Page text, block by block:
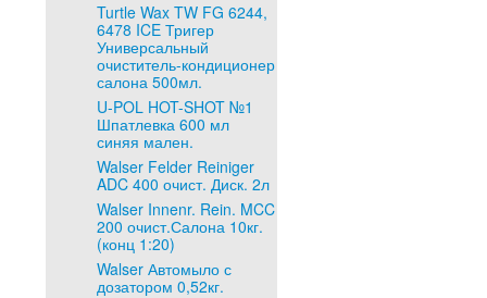
Turtle Wax TW FG 6244,
6478 ICE Тригер
Универсальный
очиститель-кондиционер
салона 500мл.
U-POL HOT-SHOT №1
Шпатлевка 600 мл
синяя мален.
Walser Felder Reiniger
ADC 400 очист. Диск. 2л
Walser Innenr. Rein. MCC
200 очист.Салона 10кг.
(конц 1:20)
Walser Автомыло с
дозатором 0,52кг.